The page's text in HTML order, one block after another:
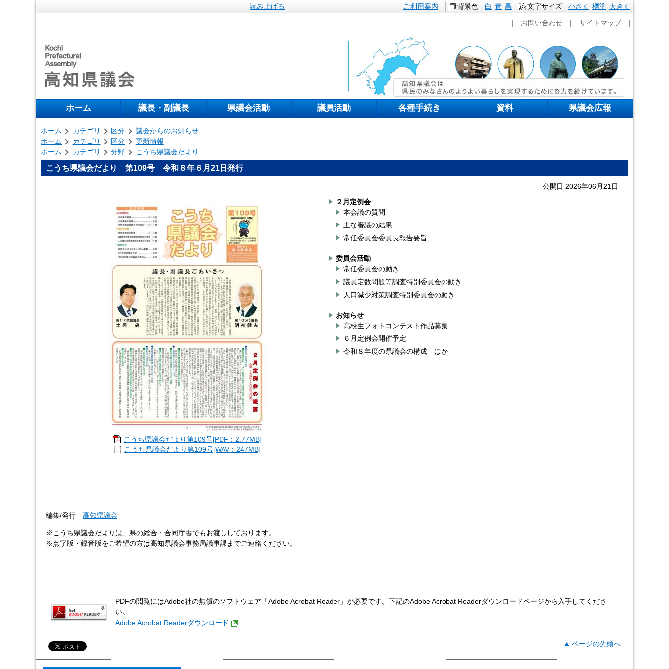
読み上げる 本文へ移動
文字サイズ 小さく 標準 大きく
ご利用案内 背景色 白 青 黒
｜ お問い合わせ ｜ サイトマップ ｜
ホーム 議長・副議長 県議会活動 議員活動 各種手続き 資料 県議会広報
ホーム カテゴリ 区分
議会からのお知らせ
ホーム
カテゴリ 区分
更新情報
ホーム
カテゴリ 分野 こうち県議会だより
こうち県議会だより 第109号 令和８年６月21日発行
公開日 2026年06月21日
こうち県議会だより第109号[PDF：2.77MB]
こうち県議会だより第109号[WAV：247MB]
２月定例会
本会議の質問
主な審議の結果
常任委員会委員長報告要旨
委員会活動
常任委員会の動き
議員定数問題等調査特別委員会の動き
人口減少対策調査特別委員会の動き
お知らせ
高校生フォトコンテスト作品募集
６月定例会開催予定
令和８年度の県議会の構成 ほか
編集/発行 高知県議会
※こうち県議会だよりは、県の総合・合同庁舎でもお渡ししております。
※点字版・録音版をご希望の方は高知県議会事務局議事課までご連絡ください。
PDFの閲覧にはAdobe社の無償のソフトウェア「Adobe Acrobat Reader」が必要です。下記のAdobe Acrobat Readerダウンロードページから入手してくださ
い。
Adobe Acrobat Readerダウンロード
ページの先頭へ